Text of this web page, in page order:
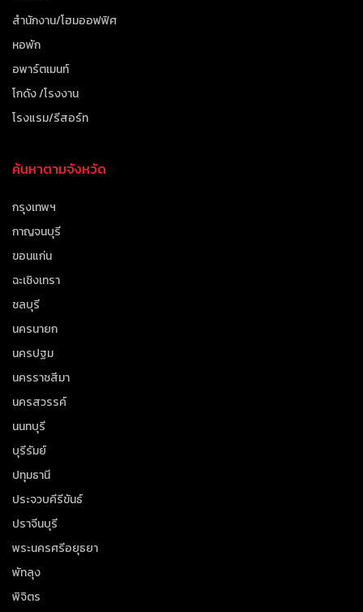
สำนักงาน/โฮมออฟฟิศ
หอพัก
อพาร์ตเมนท์
โกดัง /โรงงาน
โรงแรม/รีสอร์ท
ค้นหาตามจังหวัด
กรุงเทพฯ
กาญจนบุรี
ขอนแก่น
ฉะเชิงเทรา
ชลบุรี
นครนายก
นครปฐม
นครราชสีมา
นครสวรรค์
นนทบุรี
บุรีรัมย์
ปทุมธานี
ประจวบคีรีขันธ์
ปราจีนบุรี
พระนครศรีอยุธยา
พัทลุง
พิจิตร